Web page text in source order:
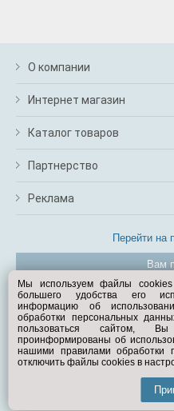
О компании
Интернет магазин
Каталог товаров
Партнерство
Реклама
Перейти на
Вам
©
Мы используем файлы
большего удобства его
информацию об
обработки персональных
пользоваться сайтом,
проинформированы об
нашими правилами обработки
отключить файлы cookies в